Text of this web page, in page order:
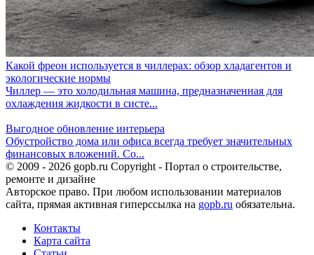
Какой фреон используется в чиллерах: обзор хладагентов и
экологические нормы
Чиллер — это холодильная машина, предназначенная для
охлаждения жидкости в систе...
Выгодное обновление интерьера
Обустройство дома или офиса всегда требует значительных
финансовых вложений. Со...
© 2009 - 2026 gopb.ru Copyright - Портал о строительстве,
ремонте и дизайне
Авторское право. При любом использовании материалов
сайта, прямая активная гиперссылка на gopb.ru обязательна.
Контакты
Карта сайта